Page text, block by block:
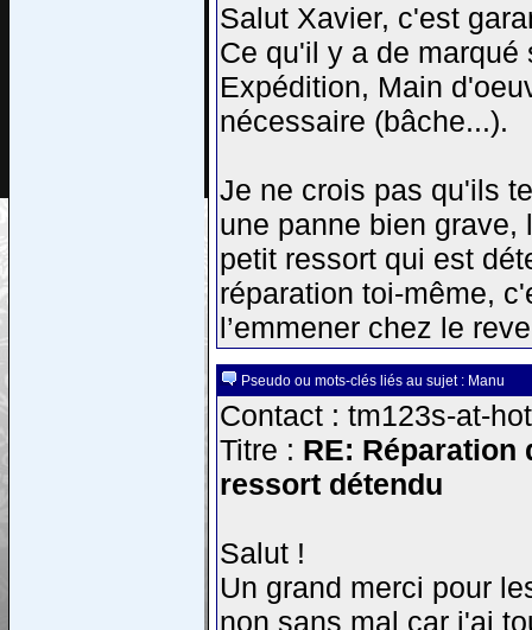
Salut Xavier, c'est
Ce qu'il y a de
Expédition, Main
nécessaire (bâche...).
Je ne crois pas qu'ils
une panne bien
petit ressort qui est
réparation toi-même,
l’emmener chez le
Pseudo ou mots-clés liés au sujet : Manu
Contact : tm123s-at-
Titre : RE: Réparation
ressort détendu
Salut !
Un grand merci pour
non sans mal car j'ai